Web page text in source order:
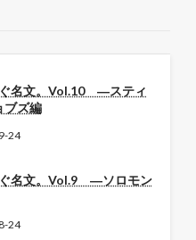
名文。Vol.10 ―スティ
ブズ編
24
名文。Vol.9 ―ソロモン
24